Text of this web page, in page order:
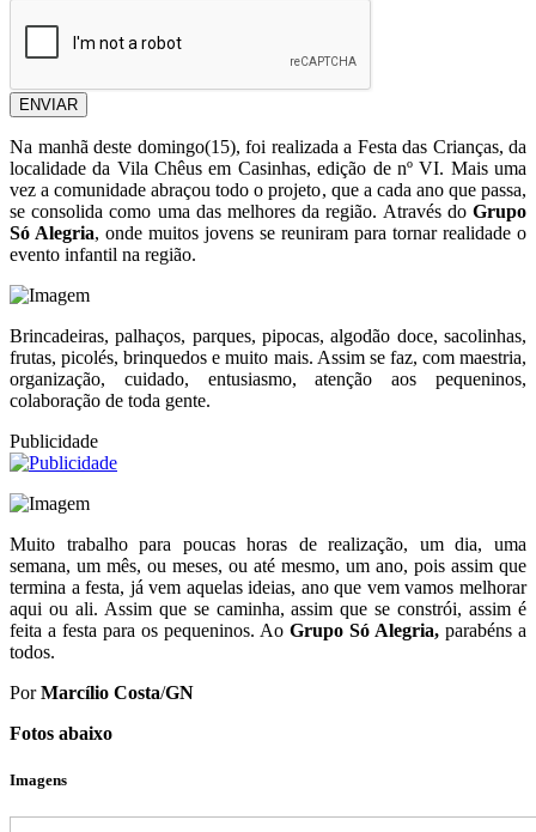
ENVIAR
Na manhã deste domingo(15), foi realizada a Festa das Crianças, da
localidade da Vila Chêus em Casinhas, edição de nº VI. Mais uma
vez a comunidade abraçou todo o projeto, que a cada ano que passa,
se consolida como uma das melhores da região. Através do Grupo
Só Alegria, onde muitos jovens se reuniram para tornar realidade o
evento infantil na região.
Brincadeiras, palhaços, parques, pipocas, algodão doce, sacolinhas,
frutas, picolés, brinquedos e muito mais. Assim se faz, com maestria,
organização, cuidado, entusiasmo, atenção aos pequeninos,
colaboração de toda gente.
Publicidade
Muito trabalho para poucas horas de realização, um dia, uma
semana, um mês, ou meses, ou até mesmo, um ano, pois assim que
termina a festa, já vem aquelas ideias, ano que vem vamos melhorar
aqui ou ali. Assim que se caminha, assim que se constrói, assim é
feita a festa para os pequeninos. Ao Grupo Só Alegria, parabéns a
todos.
PorMarcílio Costa/GN
Fotos abaixo
Imagens